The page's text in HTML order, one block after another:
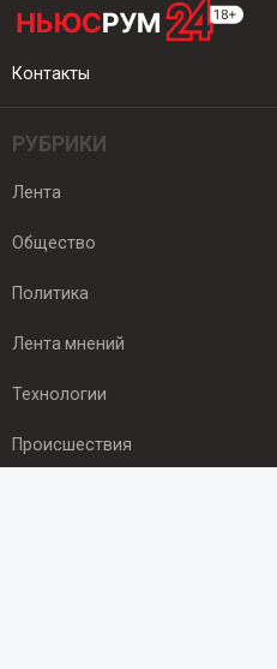
Контакты
РУБРИКИ
Лента
Общество
Политика
Лента мнений
Технологии
Происшествия